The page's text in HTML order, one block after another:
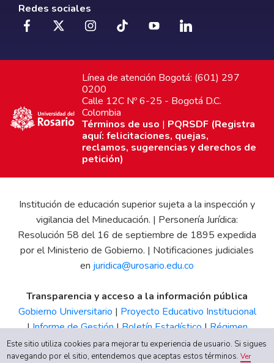
Redes sociales
Línea de atención Bogotá: (601) 297
0200
Calle 12C Nº 6-25 - Bogotá D.C.
Colombia
Términos de uso | PQRSDF (Registra
aquí: felicitaciones, quejas,
reclamos, sugerencias y derechos de
petición)
Institución de educación superior sujeta a la inspección y
vigilancia del Mineducación. | Personería Jurídica:
Resolución 58 del 16 de septiembre de 1895 expedida
por el Ministerio de Gobierno. | Notificaciones judiciales
en juridica@urosario.edu.co
Transparencia y acceso a la información pública
Gobierno Universitario | Proyecto Educativo Institucional
|Informe de Gestión|Boletín Estadístico|Régimen
Tributario|Estados Financieros |Código de Ética| Canal
de Integridad UR
Este sitio utiliza cookies para mejorar tu experiencia de usuario. Si sigues
navegando por el sitio, entendemos que aceptas estos términos.Ver